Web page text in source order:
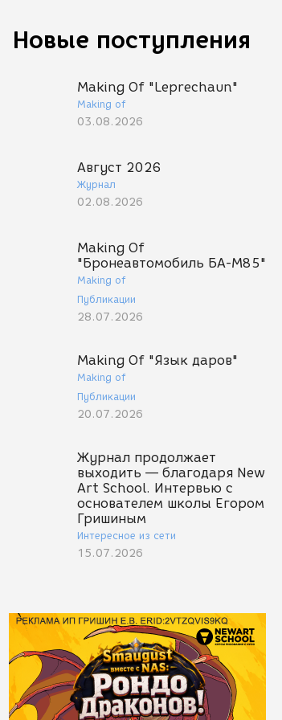
Новые поступления
Making Of "Leprechaun"
Making of
03.08.2026
Август 2026
Журнал
02.08.2026
Making Of
"Бронеавтомобиль БА-М85"
Making of
Публикации
28.07.2026
Making Of "Язык даров"
Making of
Публикации
20.07.2026
Журнал продолжает
выходить — благодаря New
Art School. Интервью с
основателем школы Егором
Гришиным
Интересное из сети
15.07.2026